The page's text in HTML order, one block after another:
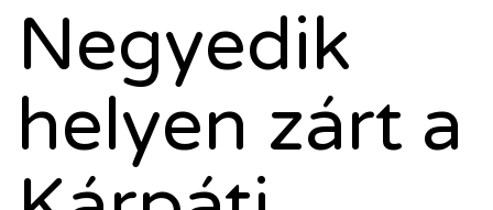
Negyedik
helyen zárt a